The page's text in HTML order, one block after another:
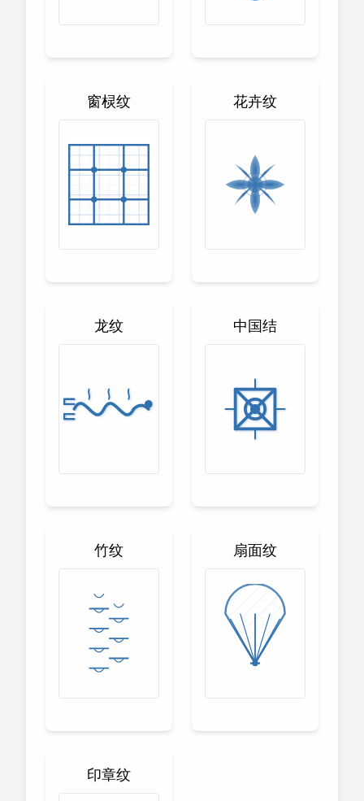
窗棂纹 花卉纹
龙纹 中国结
竹纹 扇面纹
印章纹